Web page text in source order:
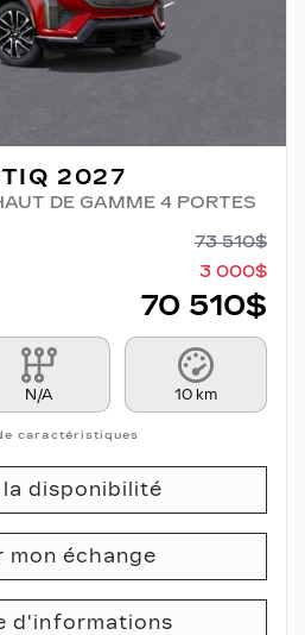
2027
DE GAMME 4 PORTES
73 510$
3 000$
70 510$
N/A 10 km
caractéristiques
disponibilité
mon échange
d'informations